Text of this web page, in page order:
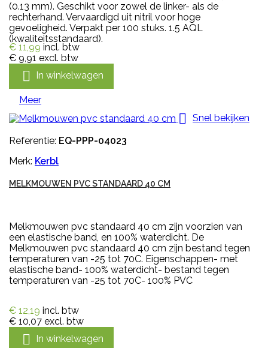
(0.13 mm). Geschikt voor zowel de linker- als de
rechterhand. Vervaardigd uit nitril voor hoge
gevoeligheid. Verpakt per 100 stuks. 1.5 AQL
(kwaliteitsstandaard).
€ 11,99 incl. btw
€ 9,91 excl. btw
 In winkelwagen
Meer
 Snel bekijken
Referentie: EQ-PPP-04023
Merk: Kerbl
MELKMOUWEN PVC STANDAARD 40 CM
Melkmouwen pvc standaard 40 cm zijn voorzien van
een elastische band, en 100% waterdicht. De
Melkmouwen pvc standaard 40 cm zijn bestand tegen
temperaturen van -25 tot 70C. Eigenschappen- met
elastische band- 100% waterdicht- bestand tegen
temperaturen van -25 tot 70C- 100% PVC
€ 12,19 incl. btw
€ 10,07 excl. btw
 In winkelwagen